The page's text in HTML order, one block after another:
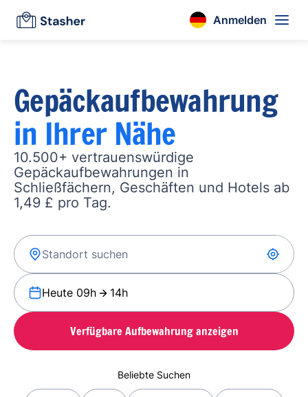
Anmelden
Gepäckaufbewahrung
in Ihrer Nähe
10.500+ vertrauenswürdige
Gepäckaufbewahrungen in
Schließfächern, Geschäften und Hotels ab
1,49 £ pro Tag.
Heute 09h 14h
Verfügbare Aufbewahrung anzeigen
Beliebte Suchen